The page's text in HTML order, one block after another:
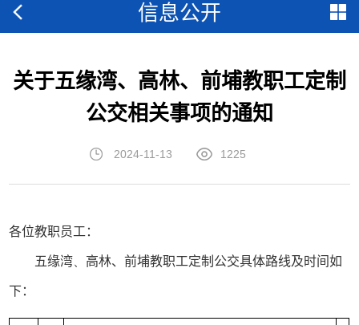
信息公开
关于五缘湾、高林、前埔教职工定制
公交相关事项的通知
2024-11-13 1225
各位教职员工：
五缘湾 高林、前埔教职工定制公交具体路线及时间如
下：